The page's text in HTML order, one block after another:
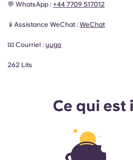
💬 WhatsApp : +44 7709 517012
📱Assistance WeChat : WeChat
📧 Courriel : yugo
262 Lits
Ce qui est